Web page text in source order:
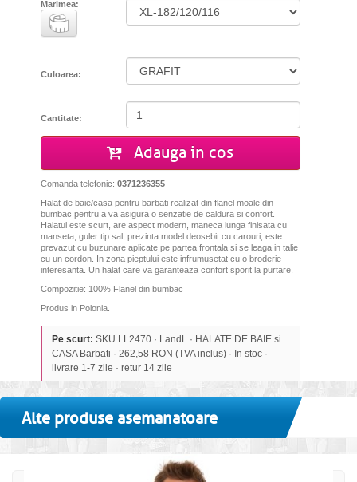
Marimea:
Culoarea:
Cantitate:
Adauga in cos
Comanda telefonic: 0371236355
Halat de baie/casa pentru barbati realizat dinflanel moale din
bumbac pentru a va asigura o senzatie de caldura si confort.
Halatul este scurt, are aspect modern, maneca lunga finisata cu
manseta, guler tip sal, prezinta model deosebit cu carouri, este
prevazut cu buzunare aplicate pe partea frontala si se leaga in talie
cu un cordon. In zona pieptului este infrumusetat cu o broderie
interesanta. Un halat care va garanteaza confort sporit la purtare.
Compozitie: 100% Flanel din bumbac
Produs in Polonia.
Pe scurt: SKU LL2470 · LandL · HALATE DE BAIE si
CASA Barbati · 262,58 RON (TVA inclus) · In stoc ·
livrare 1-7 zile · retur 14 zile
Alte produse asemanatoare